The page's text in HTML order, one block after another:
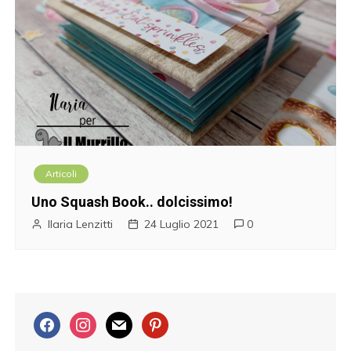
Articoli
Uno Squash Book.. dolcissimo!
Ilaria Lenzitti 24 Luglio 2021 0
f
a
i
n
m
a
p